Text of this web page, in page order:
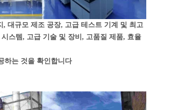
대규모 제조 공장, 고급 테스트 기계 및 최고
스템, 고급 기술 및 장비, 고품질 제품, 효율
하는 것을 확인합니다